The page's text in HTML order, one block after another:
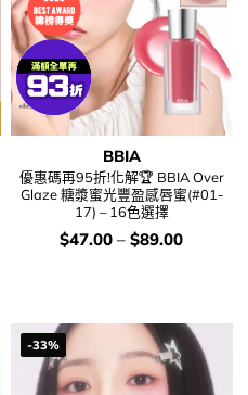
BBIA
優惠碼再95折!化解🏆 BBIA Over
Glaze 糖漿蜜光豐盈感唇蜜(#01-
17) – 16色選擇
價
錢：
$47.00 – $89.00
-33%